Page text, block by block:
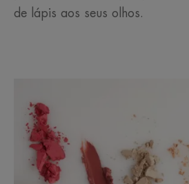
de lápis aos seus olhos.